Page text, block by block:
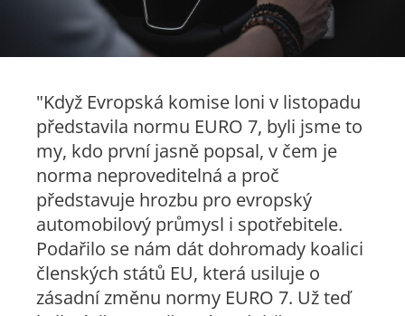
"Když Evropská komise loni v listopadu
představila normu EURO 7, byli jsme to
my, kdo první jasně popsal, v čem je
norma neproveditelná a proč
představuje hrozbu pro evropský
automobilový průmysl i spotřebitele.
Podařilo se nám dát dohromady koalici
členských států EU, která usiluje o
zásadní změnu normy EURO 7. Už teď